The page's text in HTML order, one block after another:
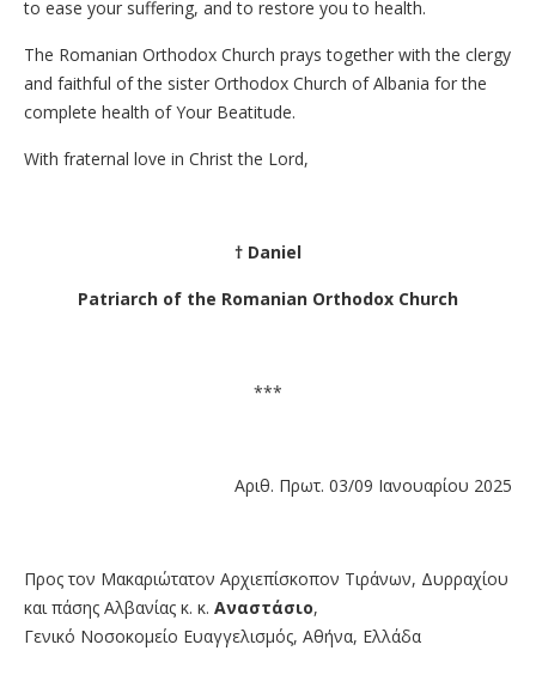
to ease your suffering, and to restore you to health.
The Romanian Orthodox Church prays together with the clergy
and faithful of the sister Orthodox Church of Albania for the
complete health of Your Beatitude.
With fraternal love in Christ the Lord,
† Daniel
Patriarch of the Romanian Orthodox Church
***
Αριθ. Πρωτ. 03/09 Ιανουαρίου 2025
Προς τον Μακαριώτατον Αρχιεπίσκοπον Τιράνων, Δυρραχίου
και πάσης Αλβανίας κ. κ. Αναστάσιο,
Γενικό Νοσοκομείο Ευαγγελισμός, Αθήνα, Ελλάδα